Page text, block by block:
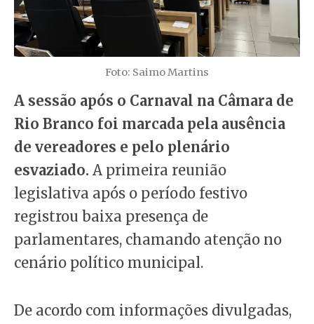
Foto: Saimo Martins
A sessão após o Carnaval na Câmara de
Rio Branco foi marcada pela ausência
de vereadores e pelo plenário
esvaziado. A primeira reunião
legislativa após o período festivo
registrou baixa presença de
parlamentares, chamando atenção no
cenário político municipal.
De acordo com informações divulgadas,